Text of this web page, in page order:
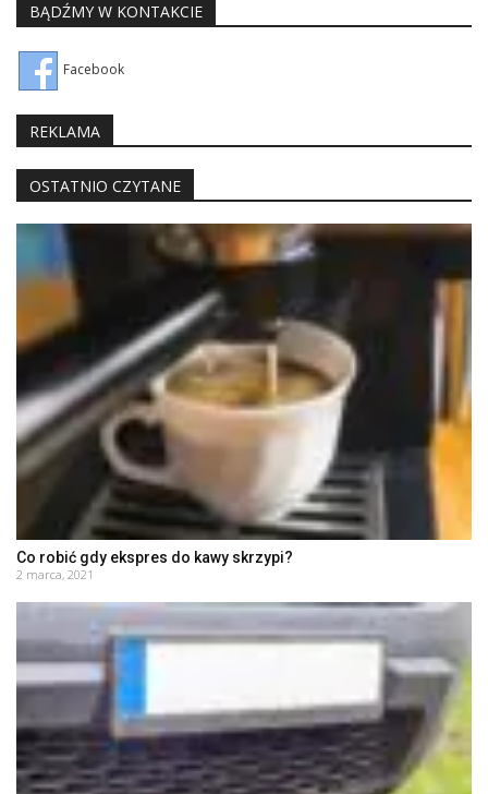
BĄDŹMY W KONTAKCIE
Facebook
REKLAMA
OSTATNIO CZYTANE
Co robić gdy ekspres do kawy skrzypi?
2 marca, 2021